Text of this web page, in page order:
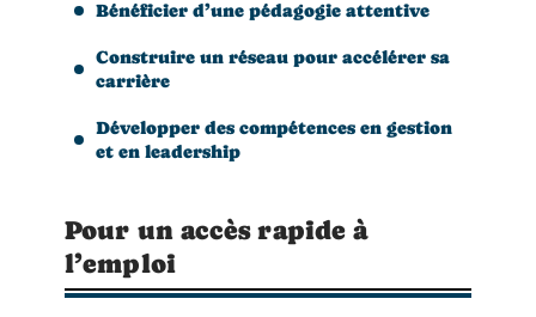
Bénéficier d’une pédagogie attentive
Construire un réseau pour accélérer sa
carrière
Développer des compétences en gestion
et en leadership
Pour un accès rapide à
l’emploi